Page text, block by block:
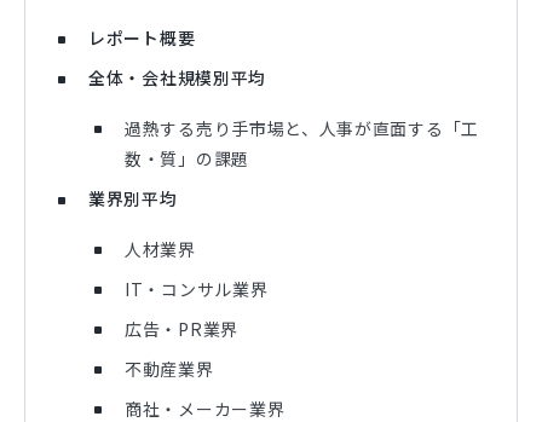
レポート概要
全体・会社規模別平均
過熱する売り手市場と、人事が直面する「工
数・質」の課題
業界別平均
人材業界
IT・コンサル業界
広告・PR業界
不動産業界
商社・メーカー業界